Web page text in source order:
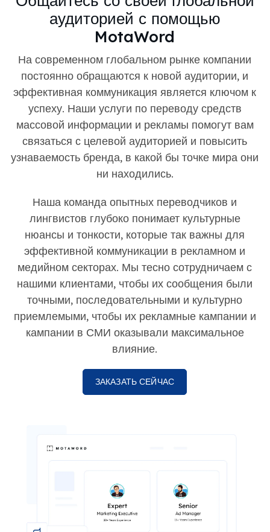
аудиторией с помощью
MotaWord
На современном глобальном рынке компании
постоянно обращаются к новой аудитории, и
эффективная коммуникация является ключом к
успеху. Наши услуги по переводу средств
массовой информации и рекламы помогут вам
связаться с целевой аудиторией и повысить
узнаваемость бренда, в какой бы точке мира они
ни находились.
Наша команда опытных переводчиков и
лингвистов глубоко понимает культурные
нюансы и тонкости, которые так важны для
эффективной коммуникации в рекламном и
медийном секторах. Мы тесно сотрудничаем с
нашими клиентами, чтобы их сообщения были
точными, последовательными и культурно
приемлемыми, чтобы их рекламные кампании и
кампании в СМИ оказывали максимальное
влияние.
ЗАКАЗАТЬ СЕЙЧАС